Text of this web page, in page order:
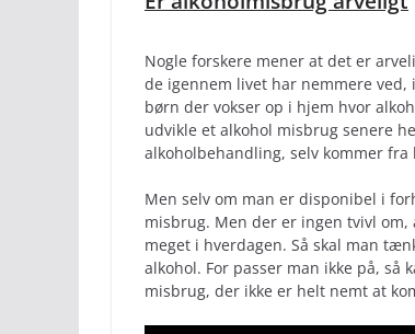
Nogle forskere mener at det er
de igennem livet har nemmere
børn der vokser op i hjem hvor
udvikle et alkohol misbrug senere
alkoholbehandling, selv kommer
Men selv om man er disponibel i
misbrug. Men der er ingen tvivl
meget i hverdagen. Så skal man
alkohol. For passer man ikke på,
misbrug, der ikke er helt nemt at